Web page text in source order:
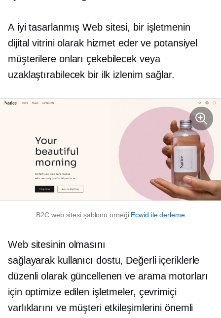
A iyi tasarlanmış Web sitesi, bir işletmenin
dijital vitrini olarak hizmet eder ve potansiyel
müşterilere onları çekebilecek veya
uzaklaştırabilecek bir ilk izlenim sağlar.
B2C web sitesi şablonu örneği Ecwid ile derleme
Web sitesinin olmasını
sağlayarak kullanıcı dostu, Değerli içeriklerle
düzenli olarak güncellenen ve arama motorları
için optimize edilen işletmeler, çevrimiçi
varlıklarını ve müşteri etkileşimlerini önemli